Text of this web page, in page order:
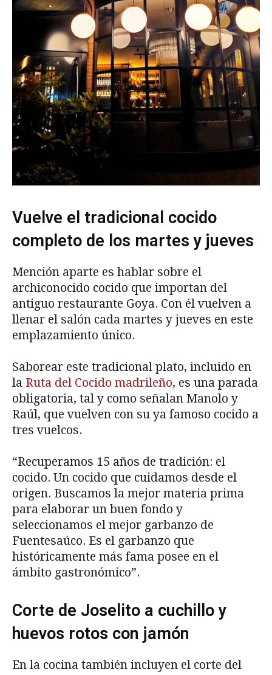
Vuelve el tradicional cocido
completo de los martes y jueves
Mención aparte es hablar sobre el
archiconocido cocido que importan del
antiguo restaurante Goya. Con él vuelven a
llenar el salón cada martes y jueves en este
emplazamiento único.
Saborear este tradicional plato, incluido en
la Ruta del Cocido madrileño, es una parada
obligatoria, tal y como señalan Manolo y
Raúl, que vuelven con su ya famoso cocido a
tres vuelcos.
“Recuperamos 15 años de tradición: el
cocido. Un cocido que cuidamos desde el
origen. Buscamos la mejor materia prima
para elaborar un buen fondo y
seleccionamos el mejor garbanzo de
Fuentesaúco. Es el garbanzo que
históricamente más fama posee en el
ámbito gastronómico”.
Corte de Joselito a cuchillo y
huevos rotos con jamón
En la cocina también incluyen el corte del